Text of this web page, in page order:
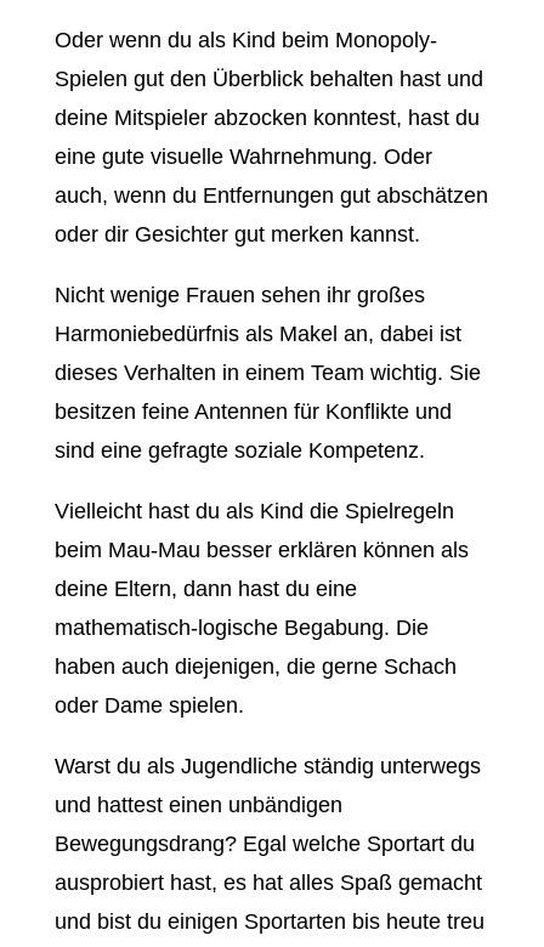
Oder wenn du als Kind beim Monopoly-
Spielen gut den Überblick behalten hast und
deine Mitspieler abzocken konntest, hast du
eine gute visuelle Wahrnehmung. Oder
auch, wenn du Entfernungen gut abschätzen
oder dir Gesichter gut merken kannst.
Nicht wenige Frauen sehen ihr großes
Harmoniebedürfnis als Makel an, dabei ist
dieses Verhalten in einem Team wichtig. Sie
besitzen feine Antennen für Konflikte und
sind eine gefragte soziale Kompetenz.
Vielleicht hast du als Kind die Spielregeln
beim Mau-Mau besser erklären können als
deine Eltern, dann hast du eine
mathematisch-logische Begabung. Die
haben auch diejenigen, die gerne Schach
oder Dame spielen.
Warst du als Jugendliche ständig unterwegs
und hattest einen unbändigen
Bewegungsdrang? Egal welche Sportart du
ausprobiert hast, es hat alles Spaß gemacht
und bist du einigen Sportarten bis heute treu